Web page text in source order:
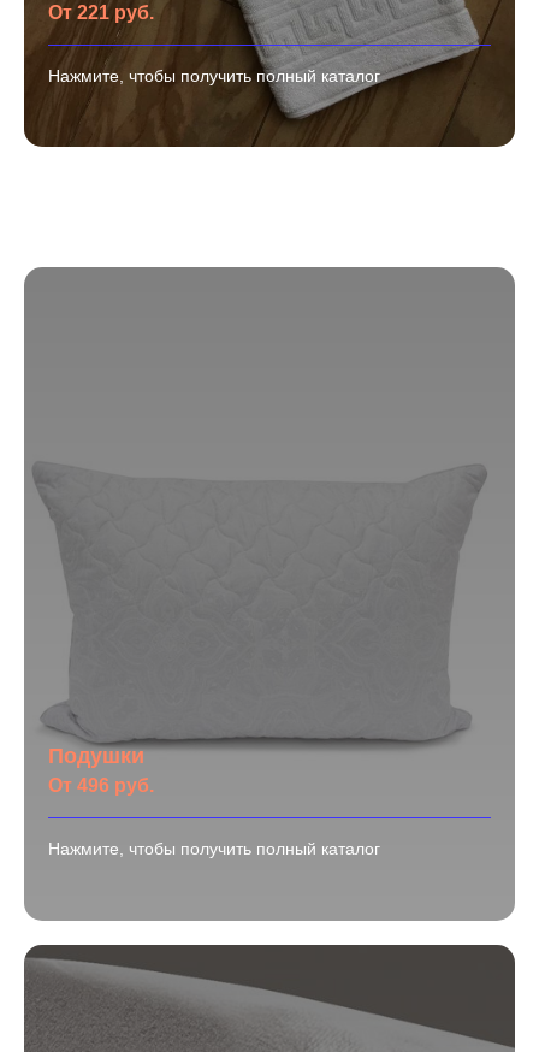
От 221 руб.
Нажмите, чтобы получить полный каталог
Подушки
От 496 руб.
Нажмите, чтобы получить полный каталог